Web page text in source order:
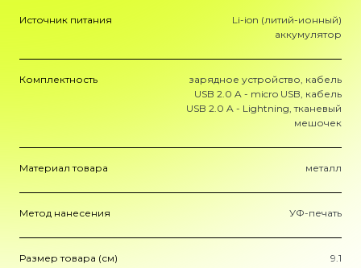
Источник питания
Li-ion (литий-ионный)
аккумулятор
Комплектность
зарядное устройство, кабель
USB 2.0 A - micro USB, кабель
USB 2.0 A - Lightning, тканевый
мешочек
Материал товара металл
Метод нанесения УФ-печать
Размер товара (см) 9.1